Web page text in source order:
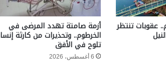
عقوبات تنتظر أزمة صامتة تهدد المرضى في
الخرطوم.. وتحذيرات من كارثة
تلوح في الأفق
6 أغسطس، 2026